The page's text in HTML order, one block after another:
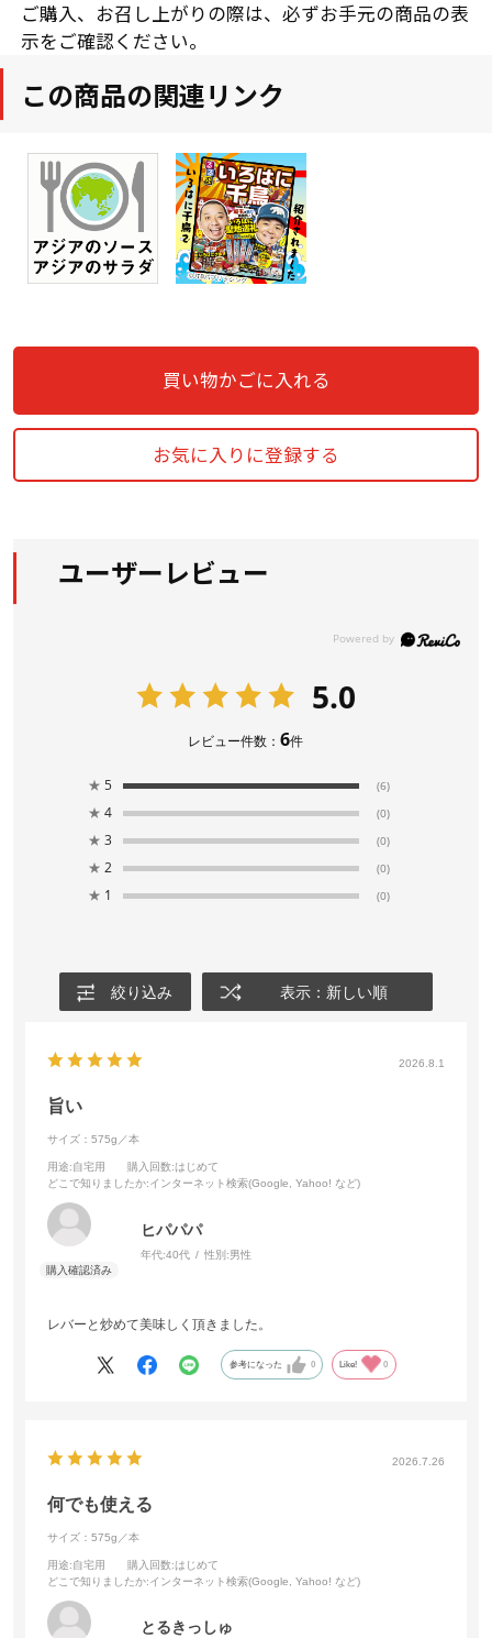
ご購入、お召し上がりの際は、必ずお手元の商品の表
示をご確認ください。
この商品の関連リンク
買い物かごに入れる
お気に入りに登録する
ユーザーレビュー
5.0
レビュー件数：6件
★ 5 (6)
★ 4 (0)
★ 3 (0)
★ 2 (0)
★ 1 (0)
絞り込み 表示：新しい順
2026.8.1
旨い
サイズ：575g／本
用途:自宅用 購入回数:はじめて
どこで知りましたか:インターネット検索(Google, Yahoo! など)
ヒパパパ
年代:40代 性別:男性
レバーと炒めて美味しく頂きました。
参考になった 0 Like! 0
2026.7.26
何でも使える
サイズ：575g／本
用途:自宅用 購入回数:はじめて
どこで知りましたか:インターネット検索(Google, Yahoo! など)
とるきっしゅ